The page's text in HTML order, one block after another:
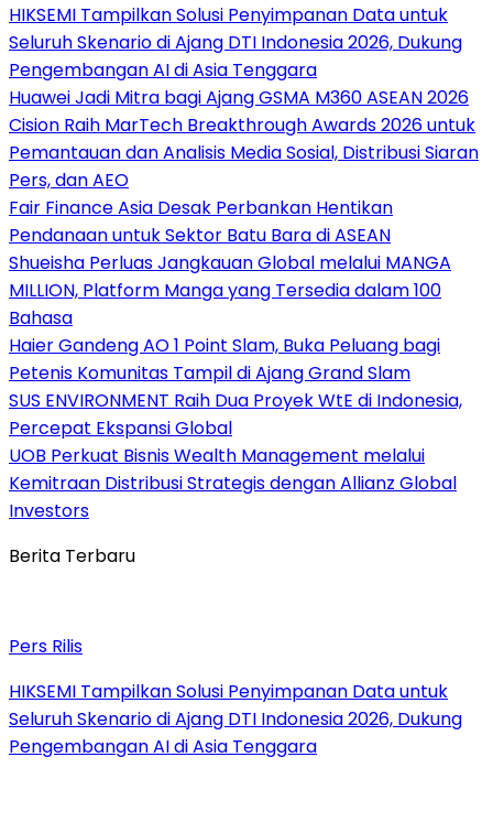
HIKSEMI Tampilkan Solusi Penyimpanan Data untuk
Seluruh Skenario di Ajang DTI Indonesia 2026, Dukung
Pengembangan AI di Asia Tenggara
Huawei Jadi Mitra bagi Ajang GSMA M360 ASEAN 2026
Cision Raih MarTech Breakthrough Awards 2026 untuk
Pemantauan dan Analisis Media Sosial, Distribusi Siaran
Pers, dan AEO
Fair Finance Asia Desak Perbankan Hentikan
Pendanaan untuk Sektor Batu Bara di ASEAN
Shueisha Perluas Jangkauan Global melalui MANGA
MILLION, Platform Manga yang Tersedia dalam 100
Bahasa
Haier Gandeng AO 1 Point Slam, Buka Peluang bagi
Petenis Komunitas Tampil di Ajang Grand Slam
SUS ENVIRONMENT Raih Dua Proyek WtE di Indonesia,
Percepat Ekspansi Global
UOB Perkuat Bisnis Wealth Management melalui
Kemitraan Distribusi Strategis dengan Allianz Global
Investors
Berita Terbaru
Pers Rilis
HIKSEMI Tampilkan Solusi Penyimpanan Data untuk
Seluruh Skenario di Ajang DTI Indonesia 2026, Dukung
Pengembangan AI di Asia Tenggara